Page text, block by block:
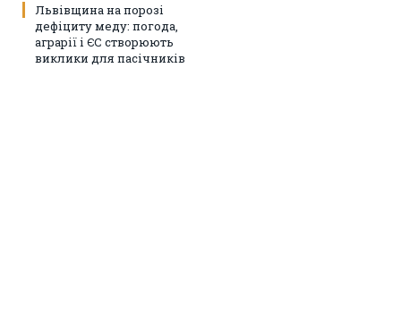
Львівщина на порозі
дефіциту меду: погода,
аграрії і ЄС створюють
виклики для пасічників